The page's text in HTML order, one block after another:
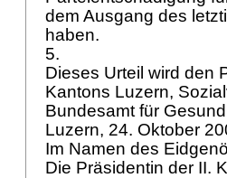
dem Ausgang des
haben.
5.
Dieses Urteil wird den
Kantons Luzern,
Bundesamt für
Luzern, 24. Oktober
Im Namen des
Die Präsidentin der II.